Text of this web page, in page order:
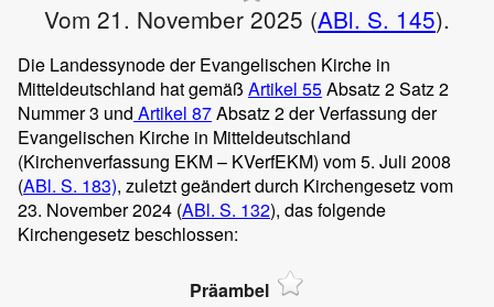
Vom 21. November 2025 (ABl. S. 145).
Die Landessynode der Evangelischen Kirche in
Mitteldeutschland hat gemäß Artikel 55Absatz 2 Satz 2
Nummer 3 und Artikel 87Absatz 2 der Verfassung der
Evangelischen Kirche in Mitteldeutschland
(Kirchenverfassung EKM – KVerfEKM) vom 5. Juli 2008
(ABl. S. 183), zuletzt geändert durch Kirchengesetz vom
23. November 2024 (ABl. S. 132), das folgende
Kirchengesetz beschlossen:
Präambel